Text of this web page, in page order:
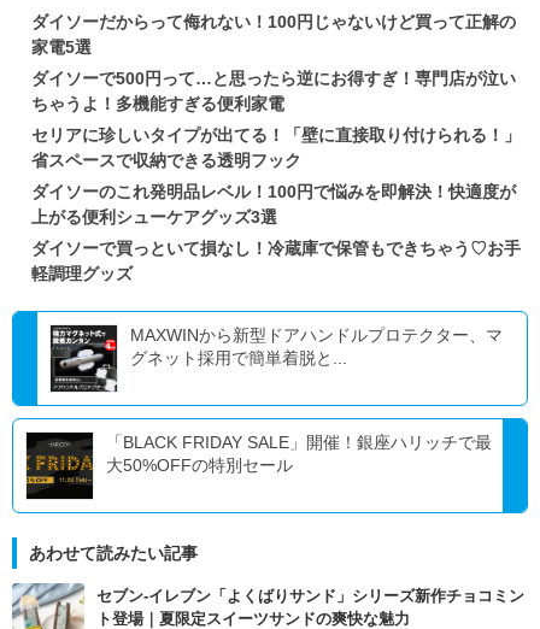
ダイソーだからって侮れない！100円じゃないけど買って正解の
家電5選
ダイソーで500円って…と思ったら逆にお得すぎ！専門店が泣い
ちゃうよ！多機能すぎる便利家電
セリアに珍しいタイプが出てる！「壁に直接取り付けられる！」
省スペースで収納できる透明フック
ダイソーのこれ発明品レベル！100円で悩みを即解決！快適度が
上がる便利シューケアグッズ3選
ダイソーで買っといて損なし！冷蔵庫で保管もできちゃう♡お手
軽調理グッズ
MAXWINから新型ドアハンドルプロテクター、マ
グネット採用で簡単着脱と...
「BLACK FRIDAY SALE」開催！銀座ハリッチで最
大50%OFFの特別セール
あわせて読みたい記事
セブン‐イレブン「よくばりサンド」シリーズ新作チョコミン
ト登場｜夏限定スイーツサンドの爽快な魅力